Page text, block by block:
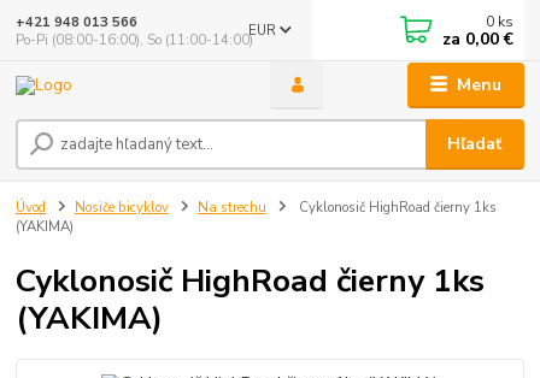
Menu
EUR
Hľadať
+421 948 013 566
Po-Pi (08:00-16:00), So (11:00-14:00)
0 ks
za 0,00 €
Úvod Nosiče bicyklov Na strechu
Cyklonosič HighRoad čierny 1ks
(YAKIMA)
Cyklonosič HighRoad čierny 1ks
(YAKIMA)